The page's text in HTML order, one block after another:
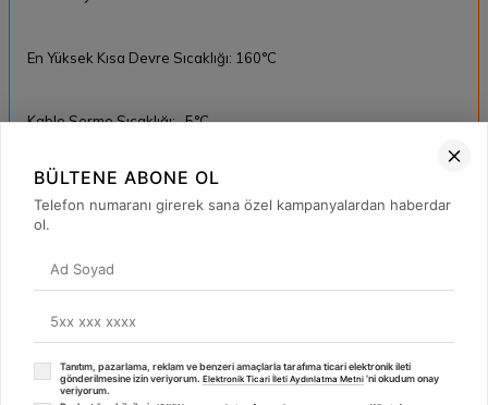
En Yüksek Kısa Devre Sıcaklığı: 160°C
Kablo Serme Sıcaklığı: -5°C
Kullanıldığı Yerler:
Sabit cihazların bağlantılarında, bina içinde kuru yerlerde, sıva
TSE Belgeli
BÜLTENE ABONE OL
Telefon numaranı girerek sana özel kampanyalardan haberdar
ol.
Tanıtım, pazarlama, reklam ve benzeri amaçlarla tarafıma ticari elektronik ileti
gönderilmesine izin veriyorum. Elektronik Ticari İleti Aydınlatma Metni 'ni okudum onay
veriyorum.